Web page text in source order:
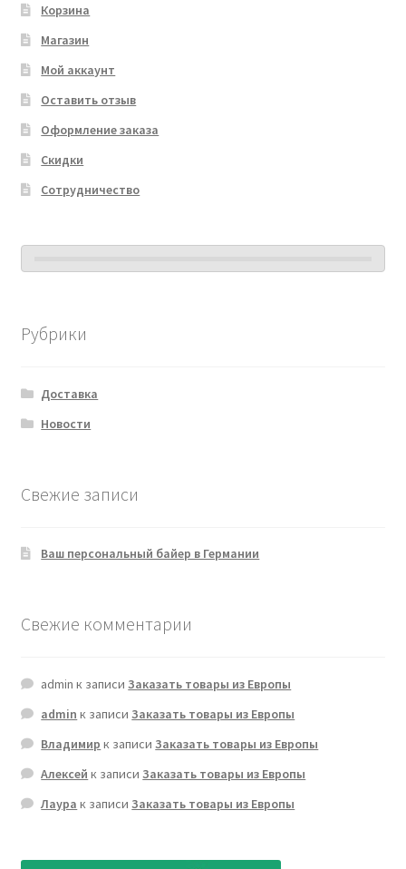
Корзина
Магазин
Мой аккаунт
Оставить отзыв
Оформление заказа
Скидки
Сотрудничество
Рубрики
Доставка
Новости
Свежие записи
Ваш персональный байер в Германии
Свежие комментарии
admin к записиЗаказать товары из Европы
admin к записиЗаказать товары из Европы
Владимир к записиЗаказать товары из Европы
Алексей к записиЗаказать товары из Европы
Лаура к записиЗаказать товары из Европы